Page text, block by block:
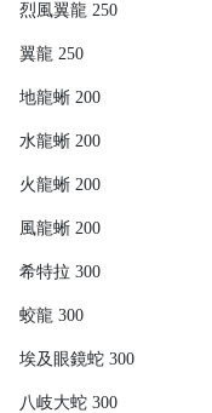
烈風翼龍 250
翼龍 250
地龍蜥 200
水龍蜥 200
火龍蜥 200
風龍蜥 200
希特拉 300
蛟龍 300
埃及眼鏡蛇 300
八岐大蛇 300